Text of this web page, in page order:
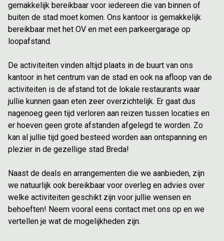
gemakkelijk bereikbaar voor iedereen die van binnen of
buiten de stad moet komen. Ons kantoor is gemakkelijk
bereikbaar met het OV en met een parkeergarage op
loopafstand.
De activiteiten vinden altijd plaats in de buurt van ons
kantoor in het centrum van de stad en ook na afloop van de
activiteiten is de afstand tot de lokale restaurants waar
jullie kunnen gaan eten zeer overzichtelijk. Er gaat dus
nagenoeg geen tijd verloren aan reizen tussen locaties en
er hoeven geen grote afstanden afgelegd te worden. Zo
kan al jullie tijd goed besteed worden aan ontspanning en
plezier in de gezellige stad Breda!
Naast de deals en arrangementen die we aanbieden, zijn
we natuurlijk ook bereikbaar voor overleg en advies over
welke activiteiten geschikt zijn voor jullie wensen en
behoeften! Neem vooral eens contact met ons op en we
vertellen je wat de mogelijkheden zijn.